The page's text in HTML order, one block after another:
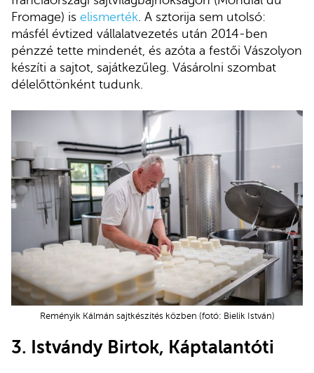
Fromage) is elismerték . A sztorija sem utolsó:
másfél évtized vállalatvezetés után 2014-ben
pénzzé tette mindenét, és azóta a festői Vászolyon
készíti a sajtot, sajátkezűleg. Vásárolni szombat
délelőttönként tudunk.
Reményik Kálmán sajtkészítés közben (fotó: Bielik István)
3. Istvándy Birtok, Káptalantóti